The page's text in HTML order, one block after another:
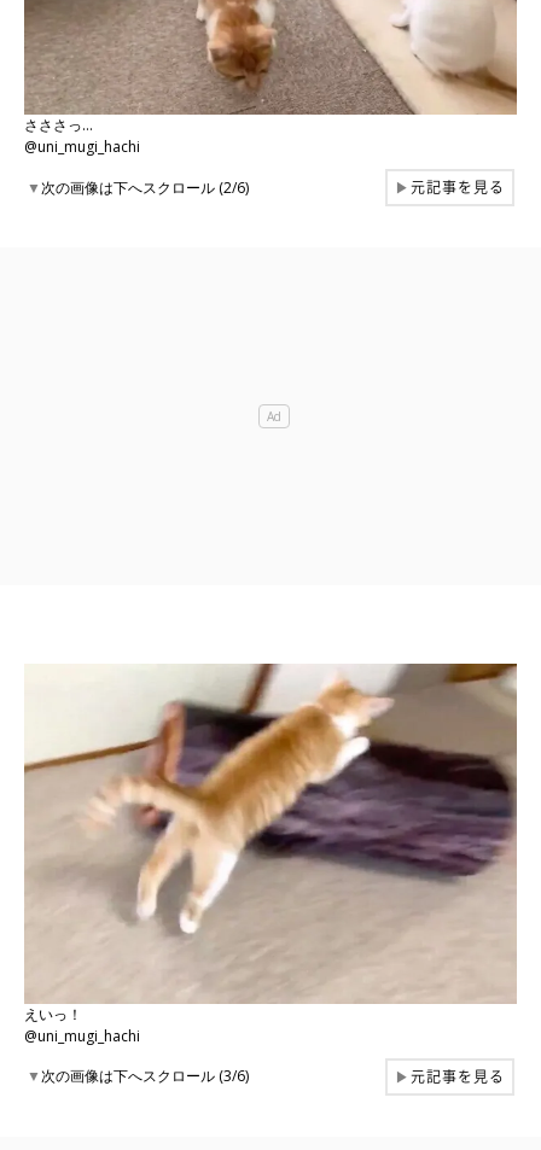
さささっ…
@uni_mugi_hachi
▼次の画像は下へスクロール (2/6) ▶元記事を見る
えいっ！
@uni_mugi_hachi
▼次の画像は下へスクロール (3/6) ▶元記事を見る